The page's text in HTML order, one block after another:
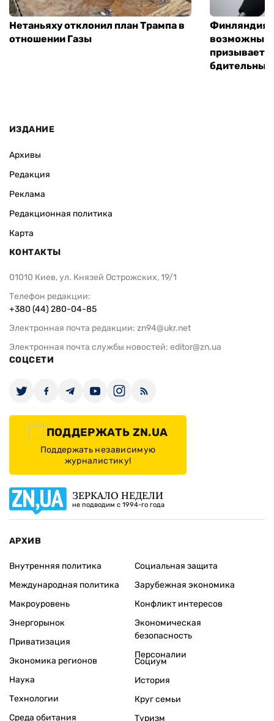
Нетаньяху отклонил план Трампа в
отношении Газы
Финляндия
возможным
призывает
ИЗДАНИЕ
Архивы
Редакция
Реклама
Редакционная политика
Карта
КОНТАКТЫ
01010 Киев, ул. Князей Острожских, 19/1
Телефон редакции:
+380 (44) 280-04-85
Электронная почта редакции: zn94@ukr.net
Электронная почта службы новостей: editor@zn.ua
СОЦСЕТИ
ПОДДЕРЖАТЬ ZN.UA
Поддержать независимую
журналистику!
ЗЕРКАЛО НЕДЕЛИ
не подводим с 1994-го года
АРХИВ
Внутренняя политика
Международная политика
Макроуровень
Энергорынок
Приватизация
Экономика регионов
Социальная защита
Зарубежная экономика
Конфликт интересов
Экономическая
безопасность
Персоналии
Наука
Технологии
Среда обитания
Социум
История
Круг семьи
Туризм